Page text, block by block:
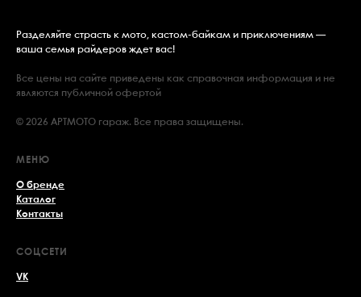
Разделяйте страсть к мото, кастом-байкам и приключениям —
ваша семья райдеров ждет вас!
Все цены на сайте приведены как справочная информация и не
являются публичной офертой
© 2026 АРТМОТО гараж. Все права защищены.
МЕНЮ
О бренде
Каталог
Контакты
СОЦСЕТИ
VK